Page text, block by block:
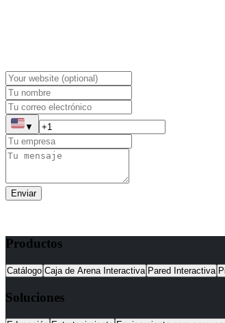
▼
Enviar
Productos
Catálogo Caja de Arena Interactiva Pared Interactiva
Soluciones